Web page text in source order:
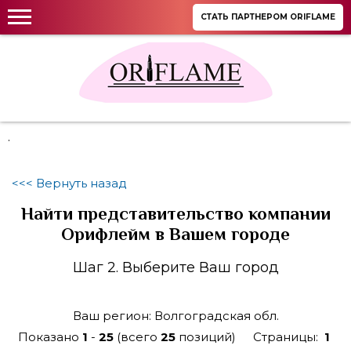
СТАТЬ ПАРТНЕРОМ ORIFLAME
.
<<< Вернуть назад
Найти представительство компании
Орифлейм в Вашем городе
Шаг 2. Выберите Ваш город
Ваш регион: Волгоградская обл.
Показано 1 - 25 (всего 25 позиций) Страницы: 1